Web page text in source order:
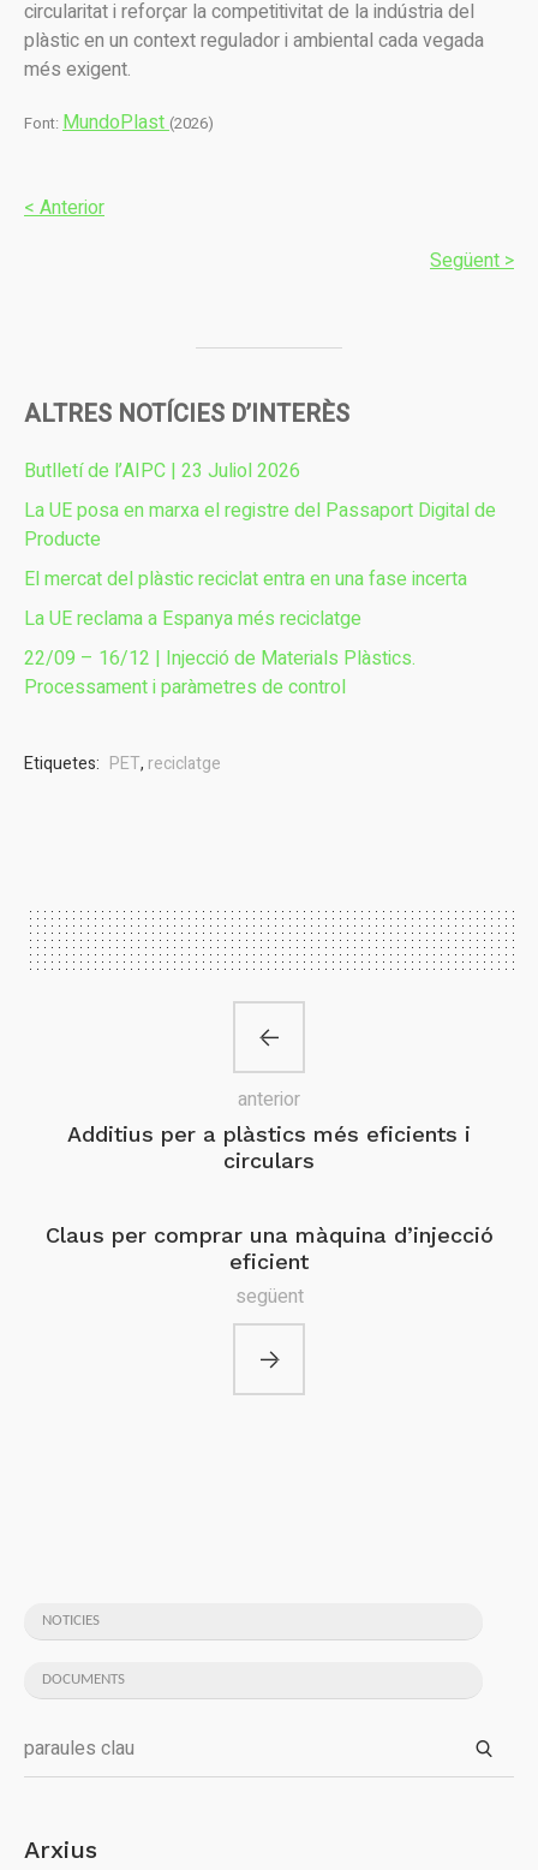
circularitat i reforçar la competitivitat de la indústria del
plàstic en un context regulador i ambiental cada vegada
més exigent.
Font: MundoPlast(2026)
< Anterior
Següent >
ALTRES NOTÍCIES D’INTERÈS
Butlletí de l’AIPC | 23 Juliol 2026
La UE posa en marxa el registre del Passaport Digital de
Producte
El mercat del plàstic reciclat entra en una fase incerta
La UE reclama a Espanya més reciclatge
22/09 – 16/12 | Injecció de Materials Plàstics.
Processament i paràmetres de control
Etiquetes: PET, reciclatge
Additius per a plàstics més eficients i
circulars
anterior
Claus per comprar una màquina d’injecció
eficient
següent
NOTICIES
DOCUMENTS
Arxius